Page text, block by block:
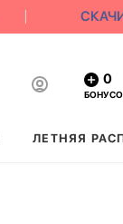
0
ЛЕТНЯЯ